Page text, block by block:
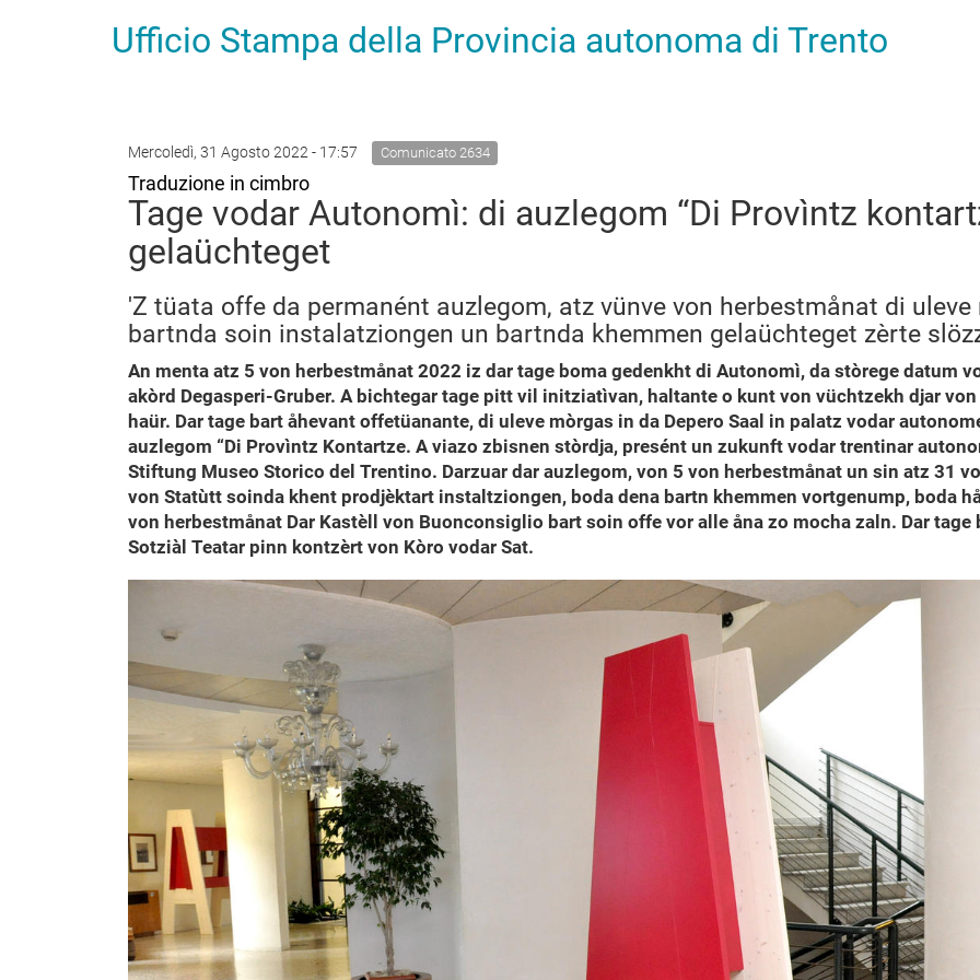
Ufficio Stampa della Provincia autonoma di Trento
Mercoledì, 31 Agosto 2022 - 17:57 Comunicato 2634
Traduzione in cimbro
Tage vodar Autonomì: di auzlegom “Di Provìntz
gelaüchteget
'Z tüata offe da permanént auzlegom, atz vünve von herbestmånat di uleve
bartnda soin instalatziongen un bartnda khemmen gelaüchteget zèrte
An menta atz 5 von herbestmånat 2022 iz dar tage boma gedenkht di Autonomì, da stòrege datum
akòrd Degasperi-Gruber. A bichtegar tage pitt vil initziatìvan, haltante o kunt von vüchtzekh djar
haür. Dar tage bart åhevant offetüanante, di uleve mòrgas in da Depero Saal in palatz vodar
auzlegom “Di Provìntz Kontartze. A viazo zbisnen stòrdja, presént un zukunft vodar trentinar
Stiftung Museo Storico del Trentino. Darzuar dar auzlegom, von 5 von herbestmånat un sin atz 31
von Statùtt soinda khent prodjèktart instaltziongen, boda dena bartn khemmen vortgenump, boda
von herbestmånat Dar Kastèll von Buonconsiglio bart soin offe vor alle åna zo mocha zaln. Dar
Sotziàl Teatar pinn kontzèrt von Kòro vodar Sat.